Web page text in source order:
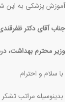
آموزش پزشکی به این
جناب آقای دکتر
وزیر محترم بهداشت،
با سلام و احترام
بدینوسیله مراتب